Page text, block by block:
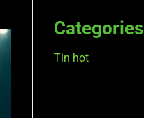
Categories
Tin hot